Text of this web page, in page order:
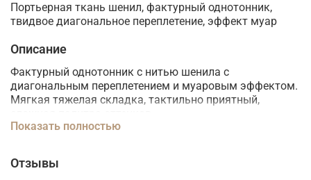
Портьерная ткань шенил, фактурный однотонник,
твидвое диагональное переплетение, эффект муар
Описание
Фактурный однотонник с нитью шенила с
диагональным переплетением и муаровым эффектом.
Мягкая тяжелая складка, тактильно приятный,
Показать полностью
Отзывы